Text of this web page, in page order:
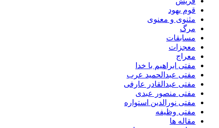
قوم یهود
مثنوی و معنوی
مرگ
مسابقات
معجزات
معراج
مفتی ابراهیم با خدا
مفتی عبدالحمید عرب
مفتی عبدالقادر عارفی
مفتی منصور عبدی
مفتی نورالدین استواره
مفتی وظیفه
مقاله ها